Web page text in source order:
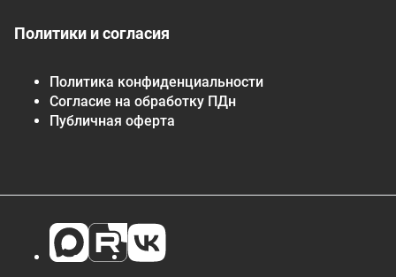
Политики и согласия
Политика конфиденциальности
Согласие на обработку ПДн
Публичная оферта